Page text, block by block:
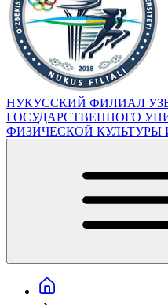
НУКУССКИЙ ФИЛИАЛ
ГОСУДАРСТВЕННОГО
ФИЗИЧЕСКОЙ КУЛЬТУРЫ